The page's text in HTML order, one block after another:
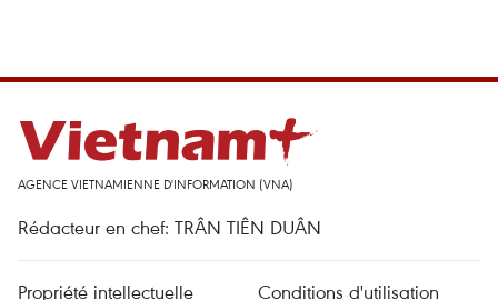
AGENCE VIETNAMIENNE D'INFORMATION (VNA)
Rédacteur en chef: TRÂN TIÊN DUÂN
Propriété intellectuelle Conditions d'utilisation